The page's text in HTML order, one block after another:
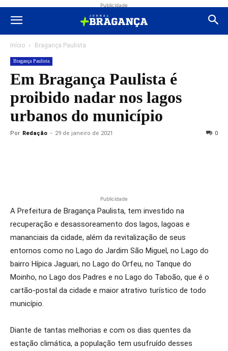
Publicidade
Início Bragança Paulista
Bragança Paulista
Em Bragança Paulista é
proibido nadar nos lagos
urbanos do município
Por Redação - 29 de janeiro de 2021 0
Publicidade
A Prefeitura de Bragança Paulista, tem investido na
recuperação e desassoreamento dos lagos, lagoas e
mananciais da cidade, além da revitalização de seus
entornos como no Lago do Jardim São Miguel, no Lago do
bairro Hípica Jaguari, no Lago do Orfeu, no Tanque do
Moinho, no Lago dos Padres e no Lago do Taboão, que é o
cartão-postal da cidade e maior atrativo turístico de todo
município.
Diante de tantas melhorias e com os dias quentes da
estação climática, a população tem usufruído desses